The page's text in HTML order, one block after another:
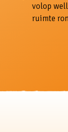
volop
ruimte